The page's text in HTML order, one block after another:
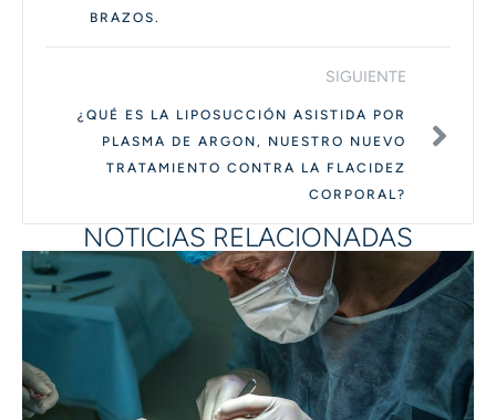
BRAZOS.
SIGUIENTE
¿QUÉ ES LA LIPOSUCCIÓN ASISTIDA POR
PLASMA DE ARGON, NUESTRO NUEVO
TRATAMIENTO CONTRA LA FLACIDEZ
CORPORAL?
NOTICIAS RELACIONADAS